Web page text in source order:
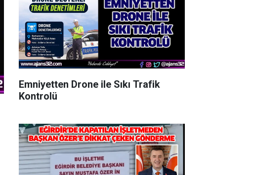
Emniyetten Drone ile Sıkı Trafik
Kontrolü